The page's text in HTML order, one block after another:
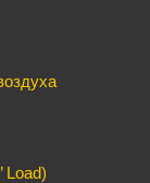
Load)